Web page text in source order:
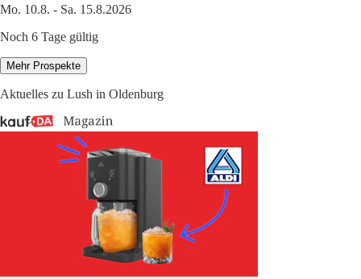
Mo. 10.8. - Sa. 15.8.2026
Noch 6 Tage gültig
Mehr Prospekte
Aktuelles zu Lush in Oldenburg